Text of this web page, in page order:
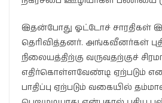
இதன்போது ஓட்டோச் சாரதிகள்
தெரிவித்தனர். அங்கவீனர்கள்
நிலையத்திற்கு வருவதற்குச்
எதிர்கொள்ளவேண்டி ஏற்படும்
பாதிப்பு ஏற்படும் வகையில்